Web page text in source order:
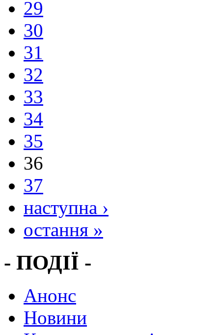
29
30
31
32
33
34
35
36
37
наступна ›
остання »
- ПОДІЇ -
Анонс
Новини